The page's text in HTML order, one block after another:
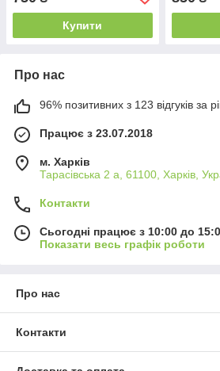
Купити
Про нас
96% позитивних з 123 відгуків за
Працює з 23.07.2018
м. Харків
Тарасівська 2 а, 61100, Харків,
Контакти
Сьогодні працює з 10:00 до
Показати весь графік роботи
Про нас
Контакти